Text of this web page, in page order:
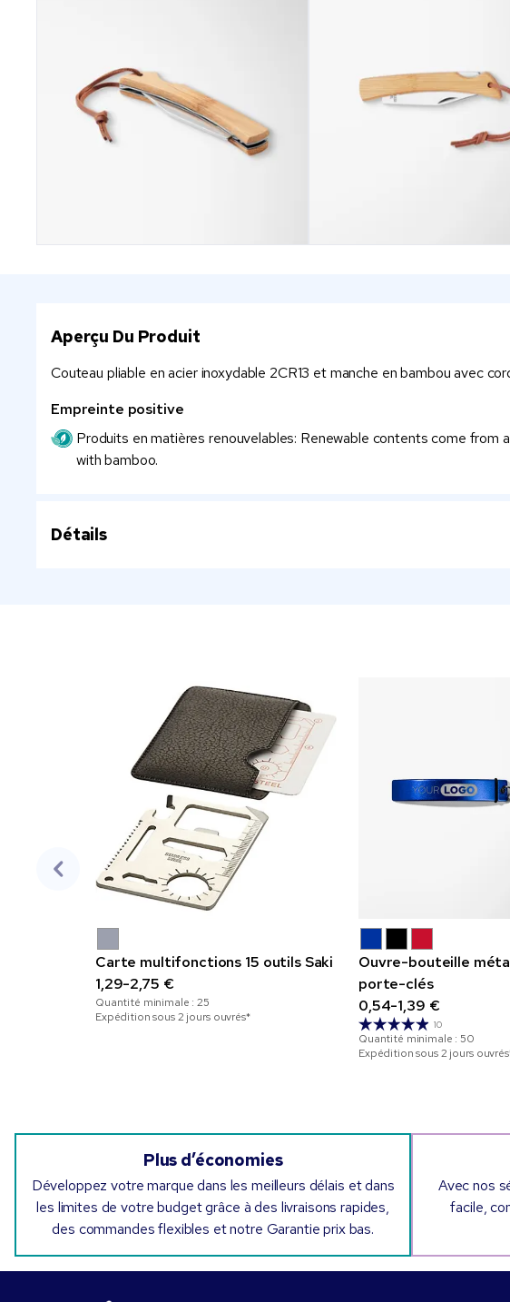
Aperçu Du Produit
Couteau pliable en acier inoxydable 2CR13 et manche en bambou avec
Empreinte positive
Produits en matières renouvelables: Renewable contents come
with bamboo.
Détails
Carte multifonctions 15 outils Saki
1,29-2,75 €
Quantité minimale :25
Expédition sous 2 jours ouvrés*
Ouvre-bouteille
porte-clés
0,54-1,39 €
10
Quantité minimale :50
Expédition sous 2 jours
Plus d’économies
Développez votre marque dans les meilleurs délais et dans
les limites de votre budget grâce à des livraisons rapides,
des commandes flexibles et notre Garantie prix bas.
Avec nos
facile,